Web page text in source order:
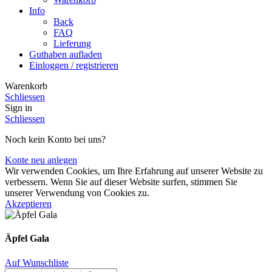
Info
Back
FAQ
Lieferung
Guthaben aufladen
Einloggen / registrieren
Warenkorb
Schliessen
Sign in
Schliessen
Noch kein Konto bei uns?
Konte neu anlegen
Wir verwenden Cookies, um Ihre Erfahrung auf unserer Website zu
verbessern. Wenn Sie auf dieser Website surfen, stimmen Sie
unserer Verwendung von Cookies zu.
Akzeptieren
Äpfel Gala
Auf Wunschliste